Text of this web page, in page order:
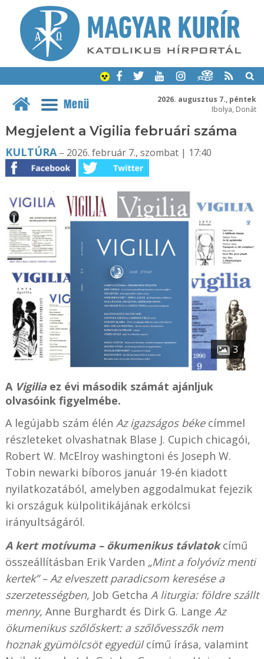
2026. augusztus 7., péntek
Ibolya, Donát
Menü
Megjelent a Vigilia februári száma
KULTÚRA– 2026. február 7., szombat | 17:40
3
A Vigiliaez évi második számát ajánljuk
olvasóink figyelmébe.
A legújabb szám élén Az igazságos békecímmel
részleteket olvashatnak Blase J. Cupich chicagói,
Robert W. McElroy washingtoni és Joseph W.
Tobin newarki bíboros január 19-én kiadott
nyilatkozatából, amelyben aggodalmukat fejezik
ki országuk külpolitikájának erkölcsi
irányultságáról.
A kert motívuma – ökumenikus távlatokcímű
összeállításban Erik Varden „Mint a folyóvíz menti
kertek” – Az elveszett paradicsom keresése a
szerzetességben, Job Getcha A liturgia: földre szállt
menny, Anne Burghardt és Dirk G. Lange Az
ökumenikus szőlőskert: a szőlővesszők nem
hoznak gyümölcsöt egyedülcímű írása, valamint